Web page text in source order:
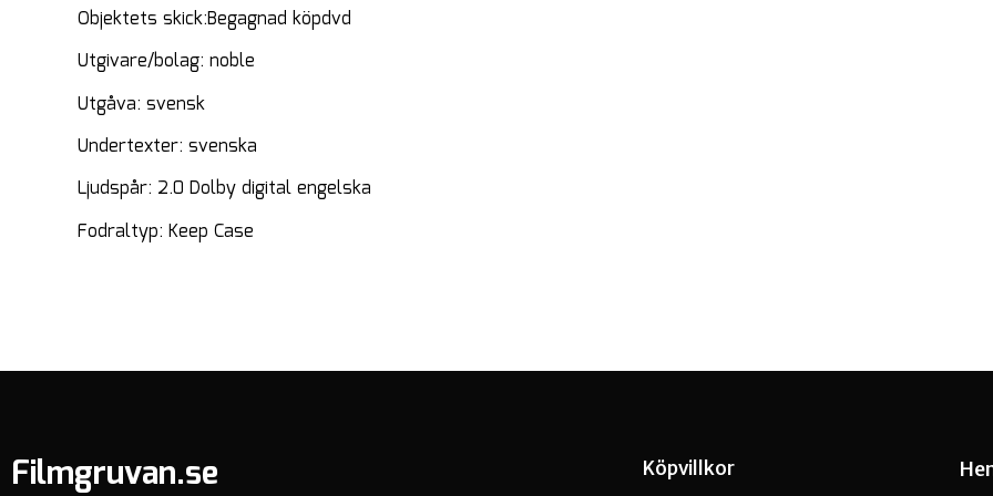
Objektets skick:Begagnad köpdvd
Utgivare/bolag: noble
Utgåva: svensk
Undertexter: svenska
Ljudspår: 2.0 Dolby digital engelska
Fodraltyp: Keep Case
Filmgruvan.se Köpvillkor